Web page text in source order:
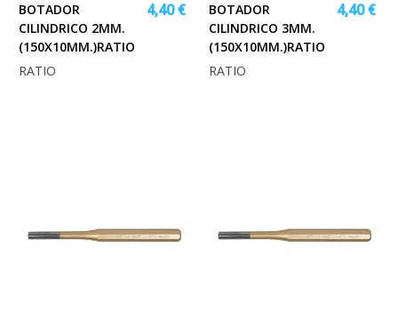
BOTADOR
CILINDRICO 2MM.
(150X10MM.)RATIO
4,40 €
RATIO
BOTADOR
CILINDRICO 3MM.
(150X10MM.)RATIO
4,40 €
RATIO